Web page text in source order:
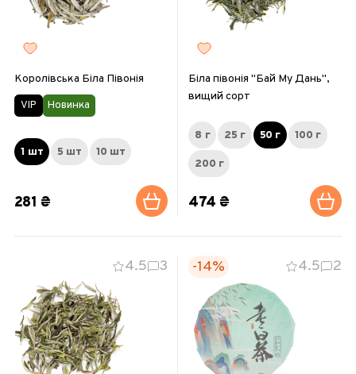
Королівська Біла Півонія
VIP
Новинка
1 шт 5 шт 10 шт
281 ₴
Біла півонія "Бай Му Дань",
вищий сорт
8 г 25 г 50 г 100 г
200 г
474 ₴
4.5 3 -14% 4.5 2